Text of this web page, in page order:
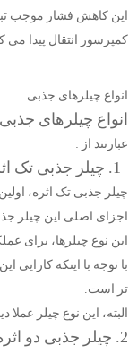
این کاهش فشار موجب
کمپرسور انتقال پیدا می
انواع چیلرهای جذبی
انواع چیلرهای
عبارتند از :
چیلر جذبی تک اثره،
اجزای اصلی این چیلر
این نوع چیلرها، برای
با توجه با اینکه
تر است.
البته، این نوع چیلر
2. چیلر جذبی دو اثره یا دو مرحله ای (Double Effect Chiller)